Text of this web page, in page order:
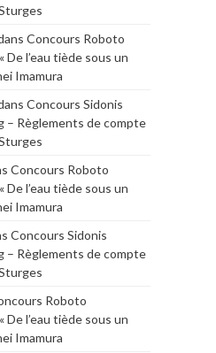
Concours Roboto
l’eau tiède sous un
Imamura
Concours Sidonis
– Règlements de compte
Concours Roboto
l’eau tiède sous un
Imamura
Concours Sidonis
– Règlements de compte
Roboto
l’eau tiède sous un
Imamura